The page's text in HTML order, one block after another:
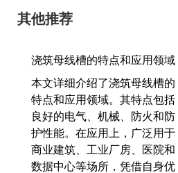
其他推荐
浇筑母线槽的特点和应用领域
本文详细介绍了浇筑母线槽的
特点和应用领域。其特点包括
良好的电气、机械、防火和防
护性能。在应用上，广泛用于
商业建筑、工业厂房、医院和
数据中心等场所，凭借自身优